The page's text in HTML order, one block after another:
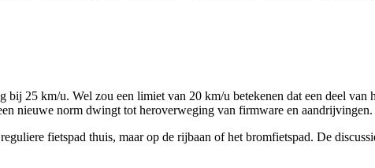
25 km/u. Wel zou een limiet van 20 km/u betekenen dat een deel van
nieuwe norm dwingt tot heroverweging van firmware en aandrijvingen.
fietspad thuis, maar op de rijbaan of het bromfietspad. De